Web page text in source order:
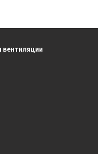
вентиляции